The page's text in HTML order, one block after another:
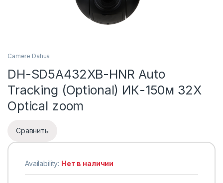
Camere Dahua
DH-SD5A432XB-HNR Auto
Tracking (Optional) ИК-150м 32X
Optical zoom
Сравнить
Availability: Нет в наличии